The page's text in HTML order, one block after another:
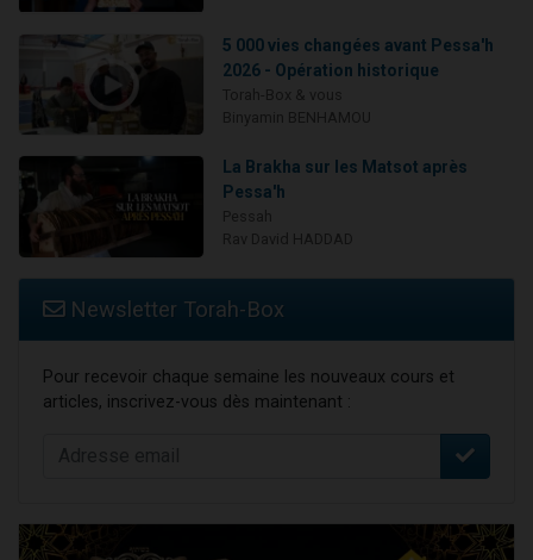
5 000 vies changées avant Pessa'h
2026 - Opération historique
La Brakha sur les Matsot après
Pessa'h
Newsletter Torah-Box
Pour recevoir chaque semaine les nouveaux cours et
articles, inscrivez-vous dès maintenant :